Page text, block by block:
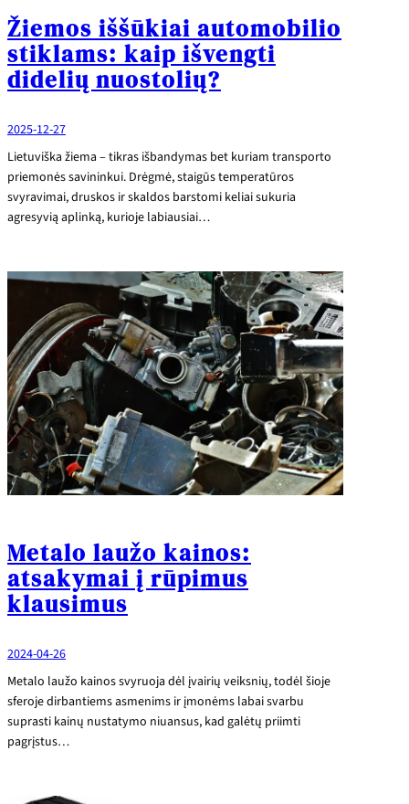
Žiemos iššūkiai automobilio
stiklams: kaip išvengti
didelių nuostolių?
2025-12-27
Lietuviška žiema – tikras išbandymas bet kuriam transporto
priemonės savininkui. Drėgmė, staigūs temperatūros
svyravimai, druskos ir skaldos barstomi keliai sukuria
agresyvią aplinką, kurioje labiausiai…
Metalo laužo kainos:
atsakymai į rūpimus
klausimus
2024-04-26
Metalo laužo kainos svyruoja dėl įvairių veiksnių, todėl šioje
sferoje dirbantiems asmenims ir įmonėms labai svarbu
suprasti kainų nustatymo niuansus, kad galėtų priimti
pagrįstus…